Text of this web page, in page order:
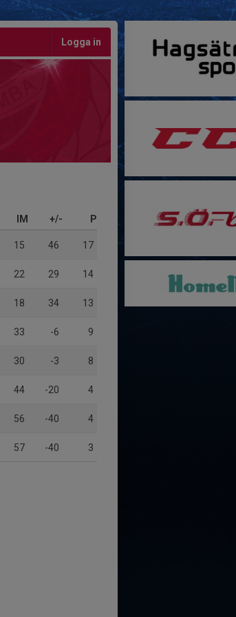
Logga in
IM +/- P
15 46 17
22 29 14
18 34 13
33 -6 9
30 -3 8
44 -20 4
56 -40 4
57 -40 3